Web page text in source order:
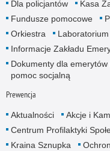
Dla policjantów
Kasa
Fundusze pomocowe
Orkiestra
Informacje Zakładu
Dokumenty dla
pomoc socjalną
Prewencja
Aktualności
Akcje i
Centrum Profilaktyki
Kraina Sznupka